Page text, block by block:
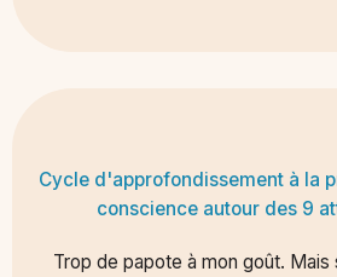
Cycle d'approfondissement à la
conscience autour des 9
Trop de papote à mon goût.